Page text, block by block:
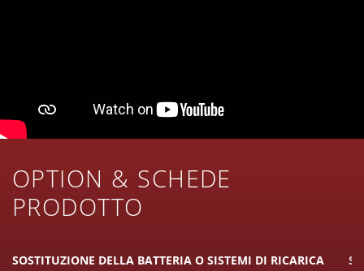
OPTION & SCHEDE
PRODOTTO
SOSTITUZIONE DELLA BATTERIA O SISTEMI DI RICARICA